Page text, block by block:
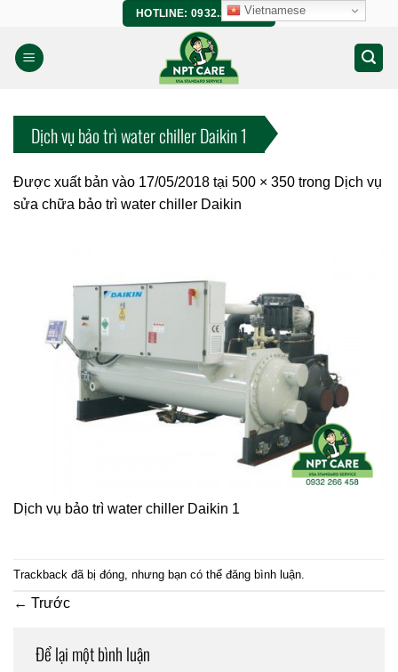
nội
dung
HOTLINE: 0932.266.458
Dịch vụ bảo trì water chiller Daikin 1
Được xuất bản vào 17/05/2018 tại 500 × 350 trong Dịch vụ
sửa chữa bảo trì water chiller Daikin
Dịch vụ bảo trì water chiller Daikin 1
Trackback đã bị đóng, nhưng bạn có thể đăng bình luận
← Trước
Để lại một bình luận
Vietnamese